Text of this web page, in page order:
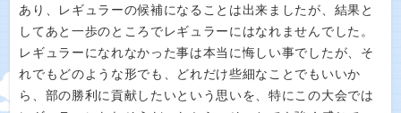
あり、レギュラーの候補になることは出来ましたが、結果と
してあと一歩のところでレギュラーにはなれませんでした。
レギュラーになれなかった事は本当に悔しい事でしたが、そ
れでもどのような形でも、どれだけ些細なことでもいいか
ら、部の勝利に貢献したいという思いを、特にこの大会では